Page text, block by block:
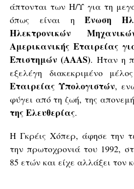
άπτονται των Η/Υ για τη
όπως είναι ηΈνωση
Ηλεκτρονικών
Αμερικανικής Εταιρείας
Επιστημών (AAAS). Ήταν η
εξελέγη διακεκριμένο
Εταιρείας Υπολογιστών,
φύγει από τη ζωή, της
τηςΕλευθερίας.
Η Γκρέις Χόπερ, άφησε την
την πρωτοχρονιά του 1992,
85 ετών και είχε αλλάξει τον